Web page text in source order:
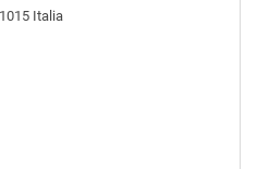
Italia